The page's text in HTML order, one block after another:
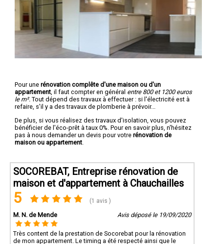
Pour une rénovation complête d'une maison ou d'un
appartement , il faut compter en général entre 800 et 1200 euros
le m². Tout dépend des travaux à effectuer : si l'électricité est à
refaire, s'il y a des travaux de plomberie à prévoir...
De plus, si vous réalisez des travaux d'isolation, vous pouvez
bénéficier de l'éco-prêt à taux 0%. Pour en savoir plus, n'hésitez
pas à nous demander un devis pour votre rénovation de
maison ou appartement
SOCOREBAT, Entreprise rénovation de
maison et d'appartement à Chauchailles
5 (1 avis )
M. N. de Mende Avis déposé le 19/09/2020
Très content de la prestation de Socorebat pour la rénovation
de mon appartement. Le timing a été respecté ainsi que le